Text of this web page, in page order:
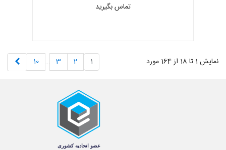
تماس بگیرید
نمایش 1 تا 18 از 164 مورد 1
2
3
…
10